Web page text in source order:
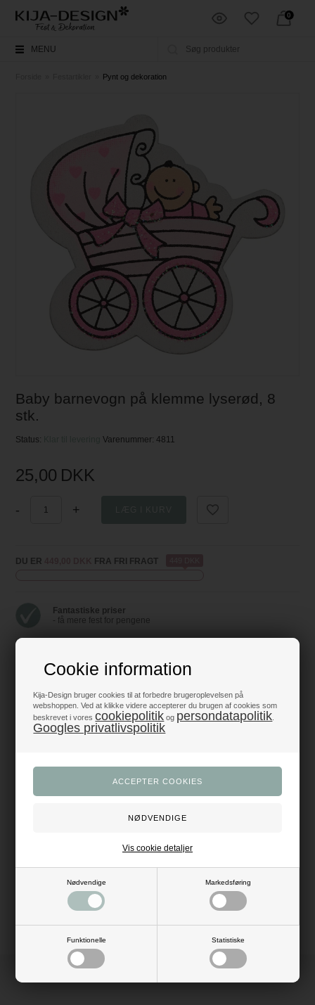
Cookie information
Kija-Design bruger cookies til at forbedre brugeroplevelsen på
webshoppen. Ved at klikke videre accepterer du brugen af cookies som
beskrevet i vorescookiepolitik og persondatapolitik
Googles privatlivspolitik
Nødvendige Markedsføring
Funktionelle Statistiske
Vis cookie detaljer
0
MENU
Pynt og dekoration
Baby barnevogn på klemme lyserød, 8
stk.
Status: Klar til leveringVarenummer:4811
25,00 DKK
- +
DU ER FRA FRI FRAGT
Fantastiske priser
- få mere fest for pengene
- alt til fest og dekoration
Trustpilot 5/5 - Fremragende
+1200 glade anmeldelser
Charmerende baby barnevogn i lyserød og med glimmer dekoration. Brug
Materiale: træ
Farve: hvid, lyserød